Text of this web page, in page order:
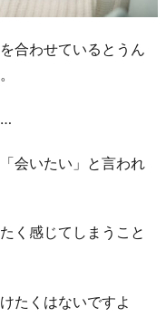
合わせているとうん
会いたい」と言われ
く感じてしまうこと
たくはないですよ